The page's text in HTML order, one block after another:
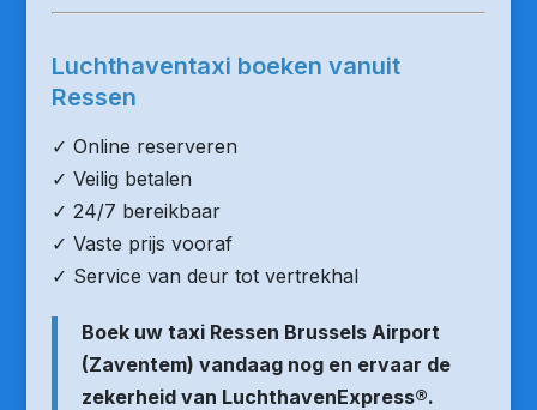
Luchthaventaxi boeken vanuit
Ressen
✓ Online reserveren
✓ Veilig betalen
✓ 24/7 bereikbaar
✓ Vaste prijs vooraf
✓ Service van deur tot vertrekhal
Boek uw taxi Ressen Brussels Airport
(Zaventem) vandaag nog en ervaar de
zekerheid van LuchthavenExpress®.